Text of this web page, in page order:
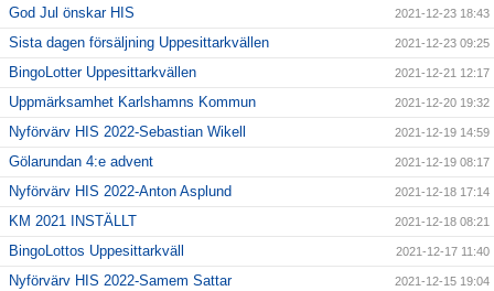
God Jul önskar HIS 2021-12-23 18:43
Sista dagen försäljning Uppesittarkvällen 2021-12-23 09:25
BingoLotter Uppesittarkvällen 2021-12-21 12:17
Uppmärksamhet Karlshamns Kommun 2021-12-20 19:32
Nyförvärv HIS 2022-Sebastian Wikell 2021-12-19 14:59
Gölarundan 4:e advent 2021-12-19 08:17
Nyförvärv HIS 2022-Anton Asplund 2021-12-18 17:14
KM 2021 INSTÄLLT 2021-12-18 08:21
BingoLottos Uppesittarkväll 2021-12-17 11:40
Nyförvärv HIS 2022-Samem Sattar 2021-12-15 19:04